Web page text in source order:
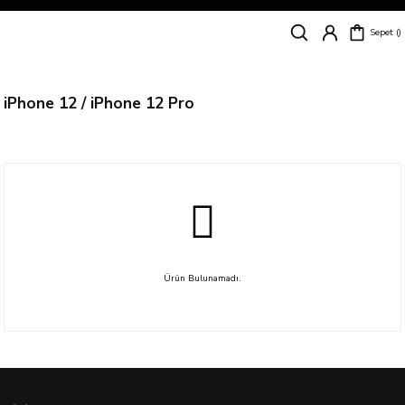
Siparişleriniz
Hemen Tıkla Alışverişe Başla!
Sepet
iPhone 12 / iPhone 12 Pro
Ürün Bulunamadı.